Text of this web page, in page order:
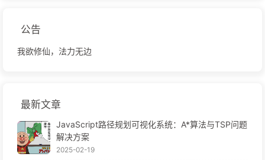
公告
我欲修仙，法力无边
最新文章
JavaScript路径规划可视化系统：A*算法与TSP问题
解决方案
2025-02-19